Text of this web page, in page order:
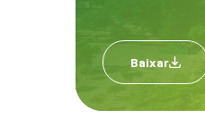
Baixar